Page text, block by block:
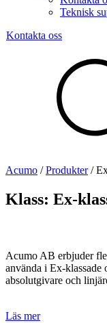
Teknisk
Kontakta oss
Se alla kategorier Se alla
Acumo /Produkter/
Klass: Ex-
Acumo AB erbjuder
använda i Ex-klassade
absolutgivare och
Läs mer